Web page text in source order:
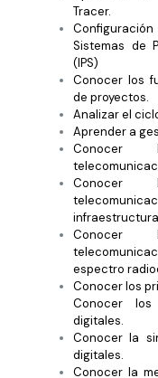
Tracer.
Sistemas de
(IPS)
Conocer los
de proyectos.
Analizar el
Aprender a
espectro
Conocer los
Conocer
digitales.
Conocer la
digitales.
Conocer la